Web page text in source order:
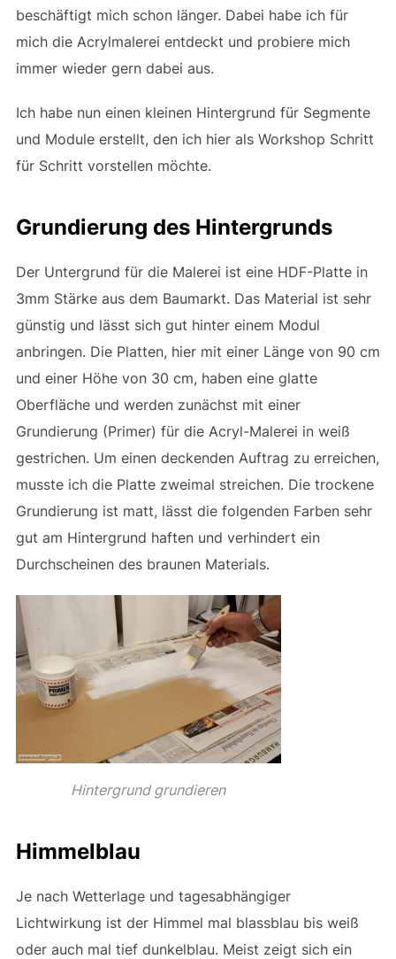
beschäftigt mich schon länger. Dabei habe ich für
mich die Acrylmalerei entdeckt und probiere mich
immer wieder gern dabei aus.
Ich habe nun einen kleinen Hintergrund für Segmente
und Module erstellt, den ich hier als Workshop Schritt
für Schritt vorstellen möchte.
Grundierung des Hintergrunds
Der Untergrund für die Malerei ist eine HDF-Platte in
3mm Stärke aus dem Baumarkt. Das Material ist sehr
günstig und lässt sich gut hinter einem Modul
anbringen. Die Platten, hier mit einer Länge von 90 cm
und einer Höhe von 30 cm, haben eine glatte
Oberfläche und werden zunächst mit einer
Grundierung (Primer) für die Acryl-Malerei in weiß
gestrichen. Um einen deckenden Auftrag zu erreichen,
musste ich die Platte zweimal streichen. Die trockene
Grundierung ist matt, lässt die folgenden Farben sehr
gut am Hintergrund haften und verhindert ein
Durchscheinen des braunen Materials.
Hintergrund grundieren
Himmelblau
Je nach Wetterlage und tagesabhängiger
Lichtwirkung ist der Himmel mal blassblau bis weiß
oder auch mal tief dunkelblau. Meist zeigt sich ein